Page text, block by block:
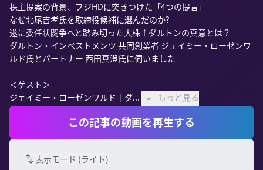
株主提案の背景、フジHDに突きつけた「4つの提言」
なぜ北尾吉孝氏を取締役候補に選んだのか?
遂に委任状闘争へと踏み切った大株主ダルトンの真意とは？
ダルトン・インベストメンツ 共同創業者 ジェイミー・ローゼンワ
ルド氏とパートナー 西田真澄氏に伺いました
＜ゲスト＞
ジェイミー・ローゼンワルド｜ダ...
もっと見る
この記事の動画を再生する
表示モード (ライト)